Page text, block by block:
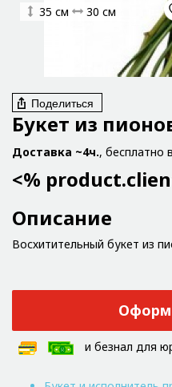
35 см 30 см
Поделиться
Букет из
Доставка ~4ч., бесплатно
<%
Описание
Восхитительный букет из
и безнал для